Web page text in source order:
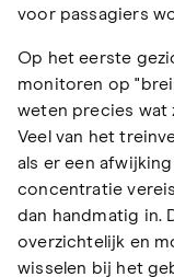
voor passagiers
Op het eerste
monitoren op
weten precies wat
Veel van het
als er een
concentratie
dan handmatig in.
overzichtelijk en
wisselen bij het